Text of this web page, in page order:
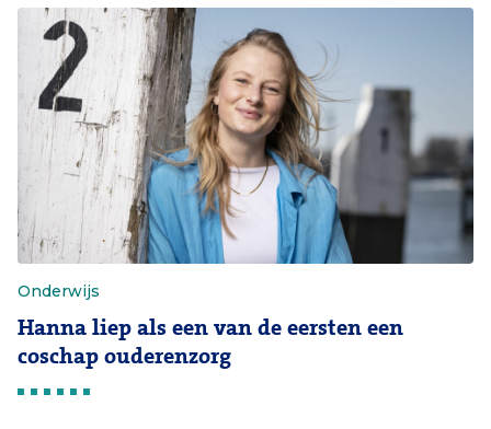
Onderwijs
Hanna liep als een van de eersten een
coschap ouderenzorg